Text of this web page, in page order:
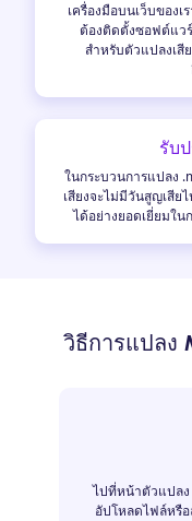
เครื่องมือบนเว็บของ
ต้องติดตั้งซอฟต์แว
สำหรับตัวแปลงเสี
รับ
ในกระบวนการแปลง
เสียงจะไม่มีวันสูญเสีย
ได้อย่างยอดเยี่ยมใ
วิธีการแปลง
ไปที่หน้าตัวแปลง
อัปโหลดไฟล์หรื